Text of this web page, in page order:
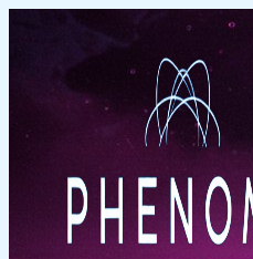
содержимому